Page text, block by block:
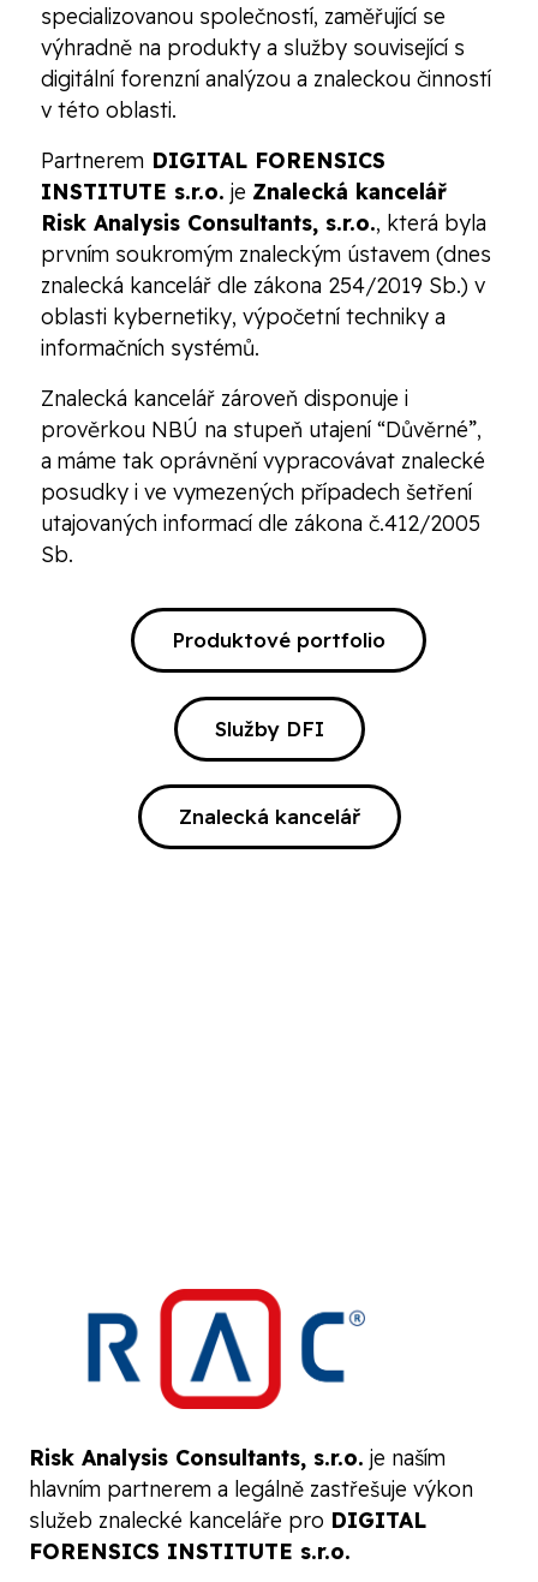
specializovanou společností, zaměřující se
výhradně na produkty a služby související s
digitální forenzní analýzou a znaleckou činností
v této oblasti.
Partnerem DIGITAL FORENSICS
INSTITUTE s.r.o. je Znalecká kancelář
Risk Analysis Consultants, s.r.o., která byla
prvním soukromým znaleckým ústavem (dnes
znalecká kancelář dle zákona 254/2019 Sb.) v
oblasti kybernetiky, výpočetní techniky a
informačních systémů.
Znalecká kancelář zároveň disponuje i
prověrkou NBÚ na stupeň utajení “Důvěrné”,
a máme tak oprávnění vypracovávat znalecké
posudky i ve vymezených případech šetření
utajovaných informací dle zákona č.412/2005
Sb.
Produktové portfolio
Služby DFI
Znalecká kancelář
Risk Analysis Consultants, s.r.o. je naším
hlavním partnerem a legálně zastřešuje výkon
služeb znalecké kanceláře pro DIGITAL
FORENSICS INSTITUTE s.r.o.